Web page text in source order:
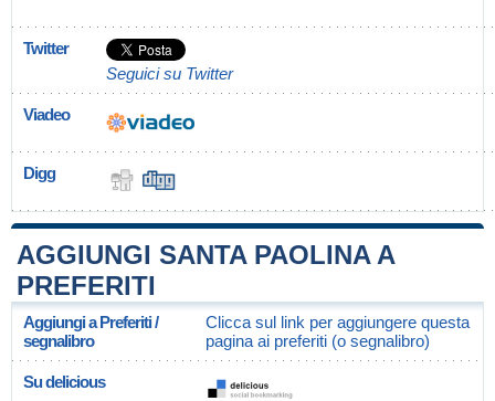
Twitter
Seguici su Twitter
Viadeo
Digg
AGGIUNGI SANTA PAOLINA A
PREFERITI
Aggiungi a Preferiti /
segnalibro
Clicca sul link per aggiungere questa
pagina ai preferiti (o segnalibro)
Su delicious